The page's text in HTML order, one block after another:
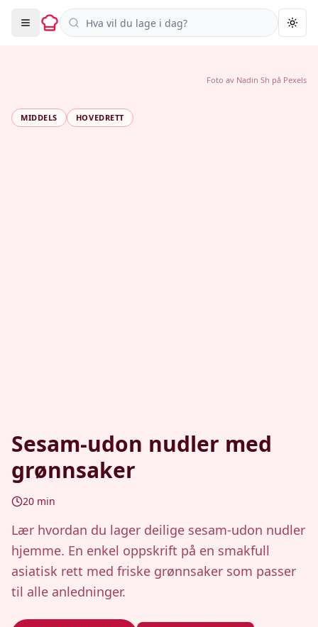
Søk i oppskrifter
MIDDELS HOVEDRETT
Sesam-udon nudler med
grønnsaker
20 min
Lær hvordan du lager deilige sesam-udon nudler
hjemme. En enkel oppskrift på en smakfull
asiatisk rett med friske grønnsaker som passer
til alle anledninger.
Foto av Nadin Sh på Pexels